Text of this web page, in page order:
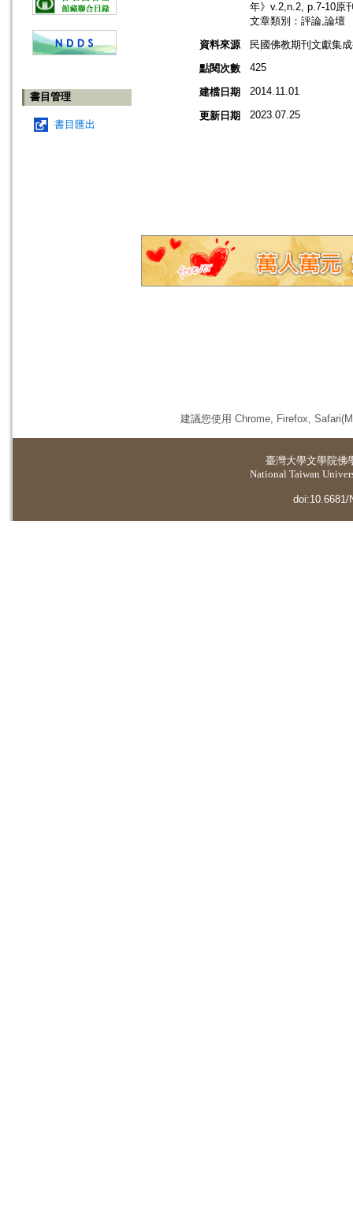
書目管理
書目匯出
年》v.2,n.2, p.7-10原
文章類別：評論,論壇
資料來源
民國佛教期刊文獻集
點閱次數
425
建檔日期 2014.11.01
更新日期 2023.07.25
建議您使用 Chrome, Firefox,
臺灣大學文學院佛
National Taiwan
doi:10.6681/